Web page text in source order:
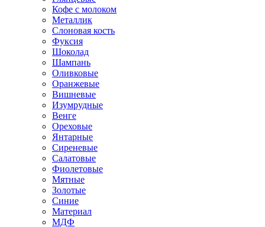
Кофе с молоком
Металлик
Слоновая кость
Фуксия
Шоколад
Шампань
Оливковые
Оранжевые
Вишневые
Изумрудные
Венге
Ореховые
Янтарные
Сиреневые
Салатовые
Фиолетовые
Мятные
Золотые
Синие
Материал
МДФ